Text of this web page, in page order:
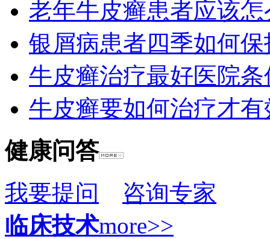
老年牛皮癣患者应该
银屑病患者四季如何
牛皮癣治疗最好医院条
牛皮癣要如何治疗才有
健康问答
我要提问
咨询专家
临床技术more>>